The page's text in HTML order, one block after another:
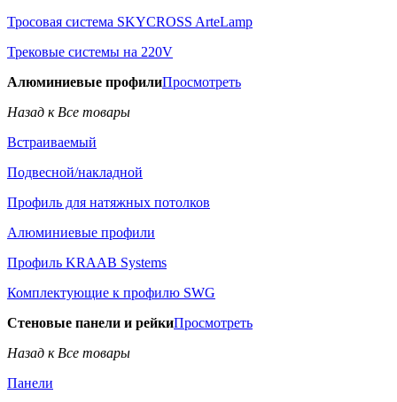
Тросовая система SKYCROSS ArteLamp
Трековые системы на 220V
Алюминиевые профилиПросмотреть
Назад к Все товары
Встраиваемый
Подвесной/накладной
Профиль для натяжных потолков
Алюминиевые профили
Профиль KRAAB Systems
Комплектующие к профилю SWG
Стеновые панели и рейкиПросмотреть
Назад к Все товары
Панели